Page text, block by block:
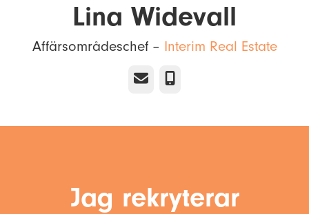
Lina Widevall
Affärsområdeschef – Interim Real Estate
E-post Telefon
Jag rekryterar